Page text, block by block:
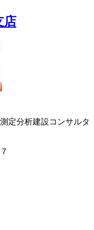
店
定分析建設コンサルタ